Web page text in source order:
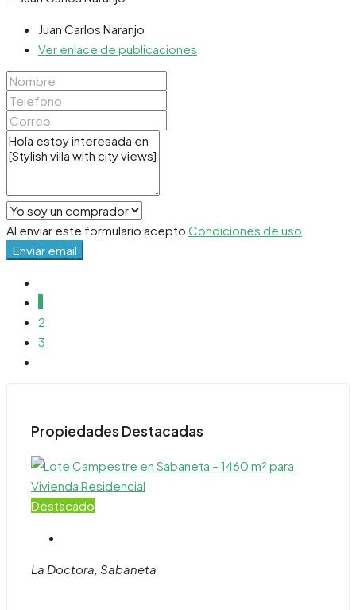
Juan Carlos Naranjo
Ver enlace de publicaciones
Al enviar este formulario acepto Condiciones de uso
Enviar email
2
3
Propiedades Destacadas
Destacado
La Doctora, Sabaneta